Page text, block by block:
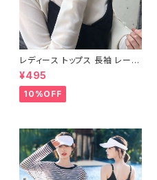
レディース トップス 長袖 レース
タートルネック ファッション 4色
美ライン
¥495
10%OFF